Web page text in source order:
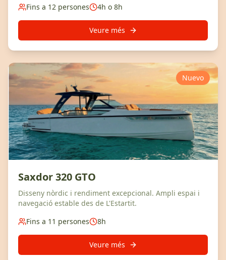
Fins a 12 persones
4h o 8h
Veure més
Nuevo
Saxdor 320 GTO
Disseny nòrdic i rendiment excepcional. Ampli espai i
navegació estable des de L'Estartit.
Fins a 11 persones
8h
Veure més